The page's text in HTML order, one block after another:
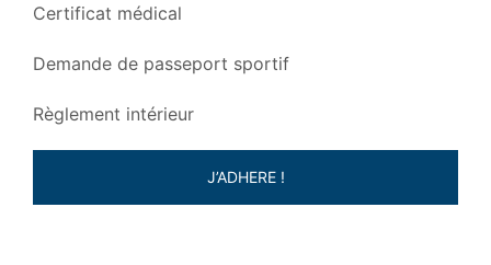
Certificat médical
Demande de passeport sportif
Règlement intérieur
J’ADHERE !